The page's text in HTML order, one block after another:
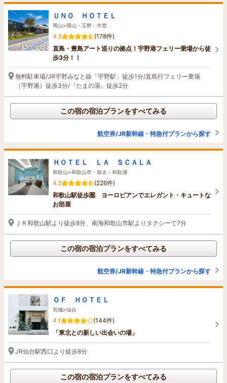
ＵＮＯ ＨＯＴＥＬ
岡山>岡山・玉野・牛窓
4.5
(178件)
直島・豊島アート巡りの拠点！宇野港フェリー乗場から徒
歩3分！！
無料駐車場/JR宇野みなと線「宇野駅」徒歩1分/直島行フェリー乗場
（宇野港）徒歩3分/『たまの湯』徒歩2分
この宿の宿泊プランをすべてみる
航空券/JR新幹線・特急付プランから探す
ＨＯＴＥＬ ＬＡ ＳＣＡＬＡ
和歌山>和歌山市・加太・和歌浦
4.5
(226件)
和歌山駅徒歩圏 ヨーロピアンでエレガント・キュートな
お部屋
ＪＲ和歌山駅より徒歩8分、南海和歌山市駅よりタクシーで7分
この宿の宿泊プランをすべてみる
航空券/JR新幹線・特急付プランから探す
ＯＦ ＨＯＴＥＬ
宮城>仙台
4.1
(144件)
「東北との新しい出会いの場」
JR仙台駅西口より徒歩8分
この宿の宿泊プランをすべてみる